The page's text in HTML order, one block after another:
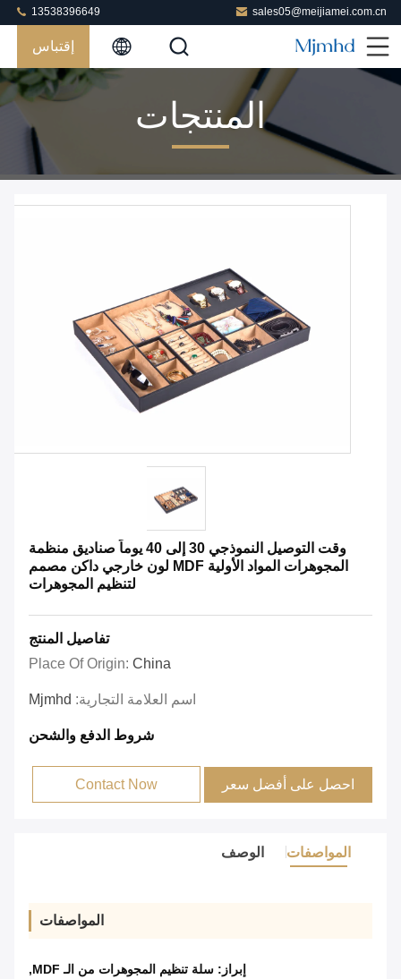
sales05@meijiamei.com.cn
13538396649
إقتباس
المنتجات
وقت التوصيل النموذجي 30 إلى 40 يوماً صناديق منظمة
المجوهرات المواد الأولية MDF لون خارجي داكن مصمم
لتنظيم المجوهرات
تفاصيل المنتج
Place Of Origin: China
اسم العلامة التجارية: Mjmhd
شروط الدفع والشحن
احصل على أفضل سعر Contact Now
المواصفات الوصف
المواصفات
إبراز: سلة تنظيم المجوهرات من الـ MDF
,